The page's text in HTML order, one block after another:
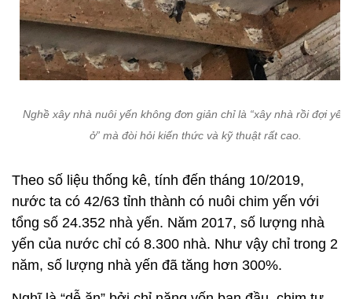
Nghề xây nhà nuôi yến không đơn giản chỉ là “xây nhà rồi đợi yến
ở” mà đòi hỏi kiến thức và kỹ thuật rất cao.
Theo số liệu thống kê, tính đến tháng 10/2019,
nước ta có 42/63 tỉnh thành có nuôi chim yến với
tổng số 24.352 nhà yến. Năm 2017, số lượng nhà
yến của nước chỉ có 8.300 nhà. Như vậy chỉ trong 2
năm, số lượng nhà yến đã tăng hơn 300%.